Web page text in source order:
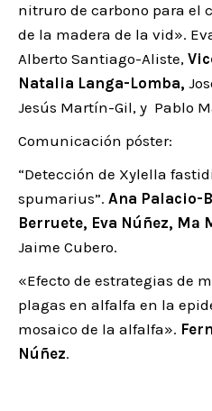
nitruro de carbono para el
de la madera de la vid».
Alberto Santiago-Aliste,
Natalia Langa-Lomba,
Jesús Martín-Gil, y Pablo
Comunicación póster:
“Detección de Xylella
spumarius”. Ana Palacio-
Berruete, Eva Núñez, Mª
Jaime Cubero.
«Efecto de estrategias de
plagas en alfalfa en la
mosaico de la alfalfa».
Núñez.